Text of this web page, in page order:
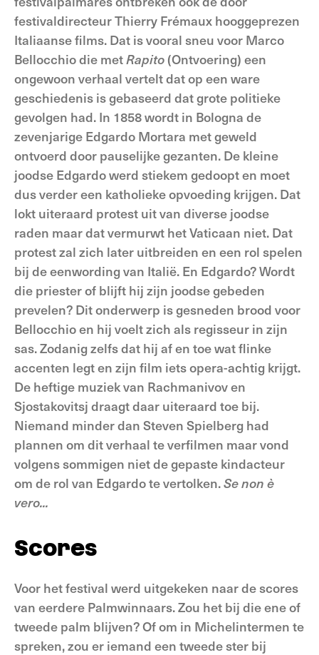
festivaldirecteur Thierry Frémaux hooggeprezen
Italiaanse films. Dat is vooral sneu voor Marco
Bellocchio die metRapito (Ontvoering) een
ongewoon verhaal vertelt dat op een ware
geschiedenis is gebaseerd dat grote politieke
gevolgen had. In 1858 wordt in Bologna de
zevenjarige Edgardo Mortara met geweld
ontvoerd door pauselijke gezanten. De kleine
joodse Edgardo werd stiekem gedoopt en moet
dus verder een katholieke opvoeding krijgen. Dat
lokt uiteraard protest uit van diverse joodse
raden maar dat vermurwt het Vaticaan niet. Dat
protest zal zich later uitbreiden en een rol spelen
bij de eenwording van Italië. En Edgardo? Wordt
die priester of blijft hij zijn joodse gebeden
prevelen? Dit onderwerp is gesneden brood voor
Bellocchio en hij voelt zich als regisseur in zijn
sas. Zodanig zelfs dat hij af en toe wat flinke
accenten legt en zijn film iets opera-achtig krijgt.
De heftige muziek van Rachmanivov en
Sjostakovitsj draagt daar uiteraard toe bij.
Niemand minder dan Steven Spielberg had
plannen om dit verhaal te verfilmen maar vond
volgens sommigen niet de gepaste kindacteur
om de rol van Edgardo te vertolken.Se non è
vero...
Scores
Voor het festival werd uitgekeken naar de scores
van eerdere Palmwinnaars. Zou het bij die ene of
tweede palm blijven? Of om in Michelintermen te
spreken, zou er iemand een tweede ster bij